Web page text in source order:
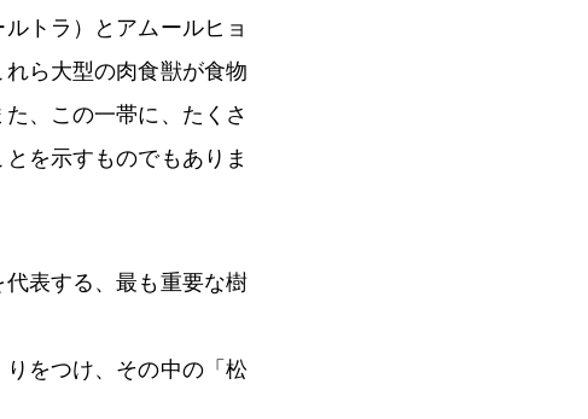
トラ）とアムールヒョ
ら大型の肉食獣が食物
、この一帯に、たくさ
を示すものでもありま
表する、最も重要な樹
をつけ、その中の「松